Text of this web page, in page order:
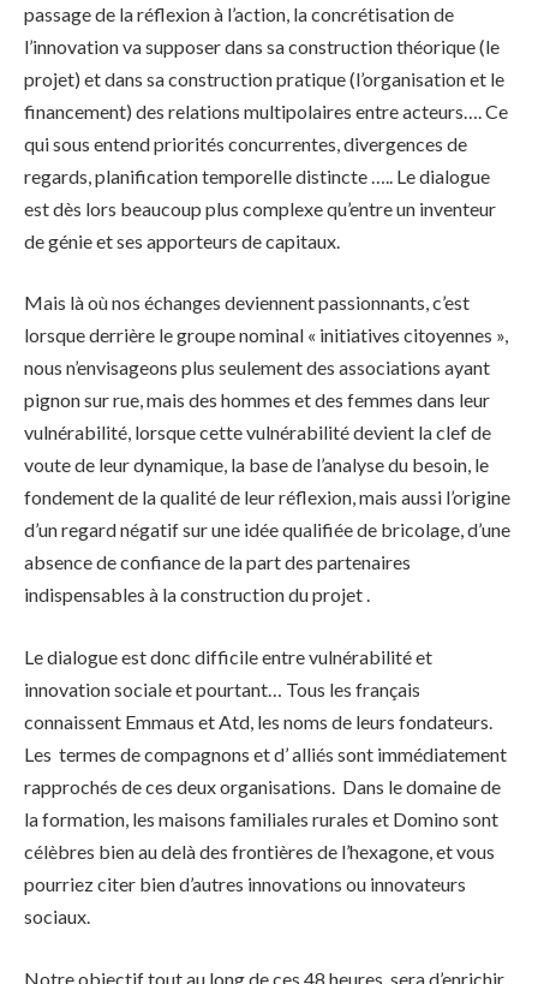
passage de la réflexion à l’action, la concrétisation de
l’innovation va supposer dans sa construction théorique (le
projet) et dans sa construction pratique (l’organisation et le
financement) des relations multipolaires entre acteurs…. Ce
qui sous entend priorités concurrentes, divergences de
regards, planification temporelle distincte ….. Le dialogue
est dès lors beaucoup plus complexe qu’entre un inventeur
de génie et ses apporteurs de capitaux.
Mais là où nos échanges deviennent passionnants, c’est
lorsque derrière le groupe nominal « initiatives citoyennes »,
nous n’envisageons plus seulement des associations ayant
pignon sur rue, mais des hommes et des femmes dans leur
vulnérabilité, lorsque cette vulnérabilité devient la clef de
voute de leur dynamique, la base de l’analyse du besoin, le
fondement de la qualité de leur réflexion, mais aussi l’origine
d’un regard négatif sur une idée qualifiée de bricolage, d’une
absence de confiance de la part des partenaires
indispensables à la construction du projet .
Le dialogue est donc difficile entre vulnérabilité et
innovation sociale et pourtant… Tous les français
connaissent Emmaus et Atd, les noms de leurs fondateurs.
Les termes de compagnons et d’ alliés sont immédiatement
rapprochés de ces deux organisations. Dans le domaine de
la formation, les maisons familiales rurales et Domino sont
célèbres bien au delà des frontières de l’hexagone, et vous
pourriez citer bien d’autres innovations ou innovateurs
sociaux.
Notre objectif tout au long de ces 48 heures, sera d’enrichir